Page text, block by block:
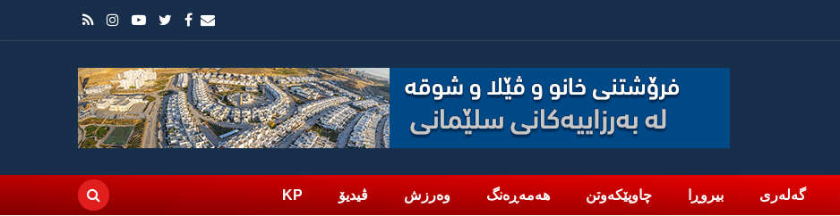
گەلەری بیروڕا چاوپێکەوتن هەمەڕەنگ وەرزش ڤیدیۆ KP